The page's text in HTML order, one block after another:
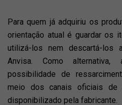
Para quem já adquiriu os
orientação atual é guardar os
utilizá-los nem descartá-los
Anvisa. Como
possibilidade de
meio dos canais oficiais de
disponibilizado pela fabricante.